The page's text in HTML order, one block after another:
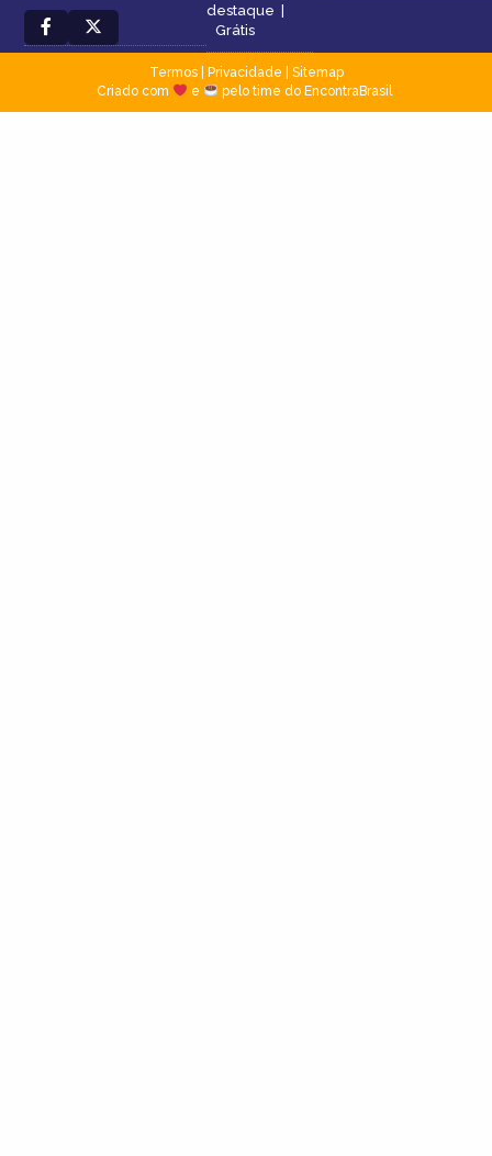
destaque
Grátis
Termos| Privacidade
Sitemap
Criado com
e pelo time do EncontraBrasil